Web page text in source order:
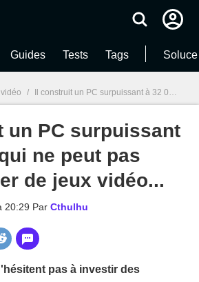
Guides Tests Tags
/ Il construit un PC surpuissant à 32 000€ qui ne peut pas faire tourner de jeux vidéo...
un PC surpuissant
ne peut pas
de jeux vidéo...
20:29 Par Cthulhu
pas à investir des